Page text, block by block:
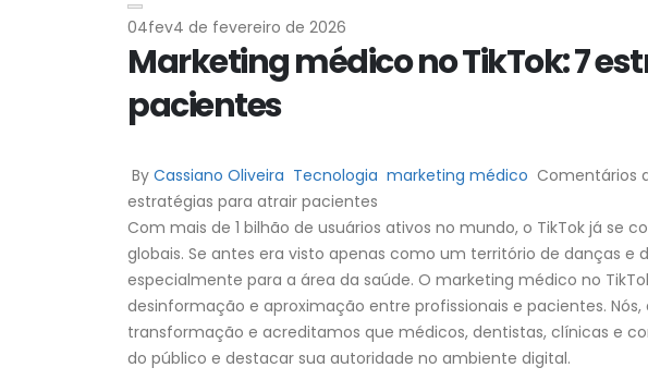
04fev4 de fevereiro de 2026
Marketing médico no TikTok: 7
pacientes
By Cassiano Oliveira Tecnologia marketing médico Comentários
estratégias para atrair pacientes
Com mais de 1 bilhão de usuários ativos no mundo, o TikTok já se
globais. Se antes era visto apenas como um território de danças e
especialmente para a área da saúde. O marketing médico no
desinformação e aproximação entre profissionais e pacientes.
transformação e acreditamos que médicos, dentistas, clínicas e
do público e destacar sua autoridade no ambiente digital.